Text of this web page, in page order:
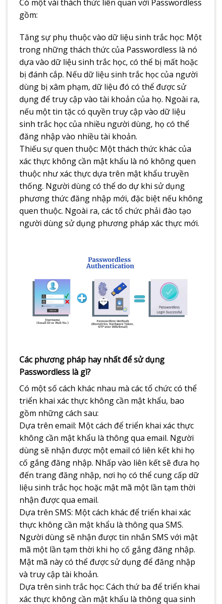
Có một vài thách thức liên quan với Passwordless
gồm:
Tăng sự phụ thuộc vào dữ liệu sinh trắc học: Một
trong những thách thức của Passwordless là nó
dựa vào dữ liệu sinh trắc học, có thể bị mất hoặc
bị đánh cắp. Nếu dữ liệu sinh trắc học của người
dùng bị xâm phạm, dữ liệu đó có thể được sử
dụng để truy cập vào tài khoản của họ. Ngoài ra,
nếu một tin tặc có quyền truy cập vào dữ liệu
sinh trắc học của nhiều người dùng, họ có thể
đăng nhập vào nhiều tài khoản.
Thiếu sự quen thuộc: Một thách thức khác của
xác thực không cần mật khẩu là nó không quen
thuộc như xác thực dựa trên mật khẩu truyền
thống. Người dùng có thể do dự khi sử dụng
phương thức đăng nhập mới, đặc biệt nếu không
quen thuộc. Ngoài ra, các tổ chức phải đào tạo
người dùng sử dụng phương pháp xác thực mới.
Các phương pháp hay nhất để sử dụng
Passwordless là gì?​
Có một số cách khác nhau mà các tổ chức có thể
triển khai xác thực không cần mật khẩu, bao
gồm những cách sau:
Dựa trên email: Một cách để triển khai xác thực
không cần mật khẩu là thông qua email. Người
dùng sẽ nhận được một email có liên kết khi họ
cố gắng đăng nhập. Nhấp vào liên kết sẽ đưa họ
đến trang đăng nhập, nơi họ có thể cung cấp dữ
liệu sinh trắc học hoặc mật mã một lần tạm thời
nhận được qua email.
Dựa trên SMS: Một cách khác để triển khai xác
thực không cần mật khẩu là thông qua SMS.
Người dùng sẽ nhận được tin nhắn SMS với mật
mã một lần tạm thời khi họ cố gắng đăng nhập.
Mật mã này có thể được sử dụng để đăng nhập
và truy cập tài khoản.
Dựa trên sinh trắc học: Cách thứ ba để triển khai
xác thực không cần mật khẩu là thông qua sinh